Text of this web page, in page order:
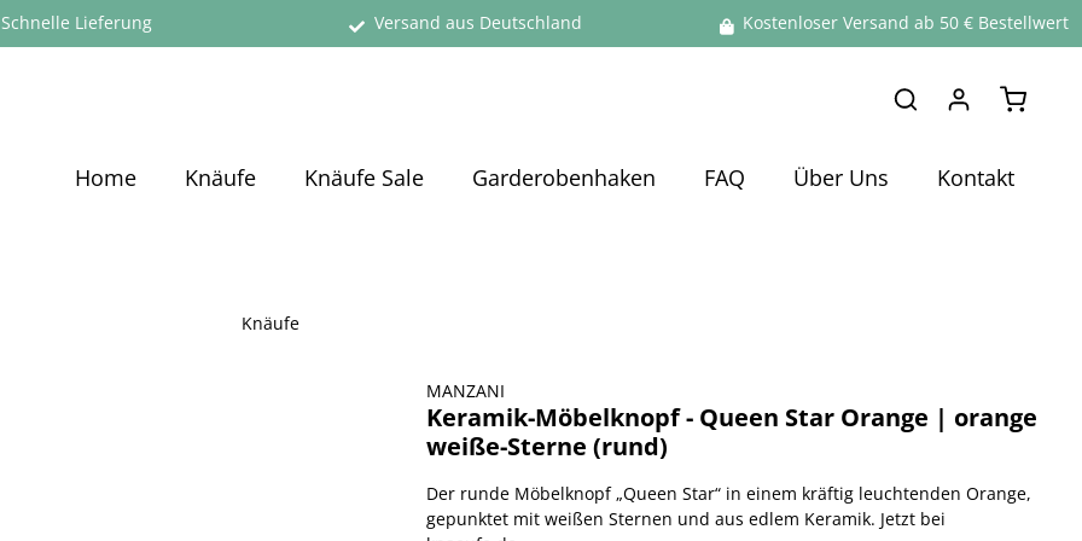
Schnelle Lieferung Versand aus Deutschland Kostenloser Versand ab 50 € Bestellwert
Home Knäufe Knäufe Sale Garderobenhaken FAQ Über Uns Kontakt
Knäufe
MANZANI
Keramik-Möbelknopf - Queen Star Orange | orange
weiße-Sterne (rund)
Der runde Möbelknopf „Queen Star“ in einem kräftig leuchtenden Orange,
gepunktet mit weißen Sternen und aus edlem Keramik. Jetzt bei